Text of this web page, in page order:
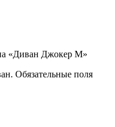
«Диван Джокер М»
Обязательные поля